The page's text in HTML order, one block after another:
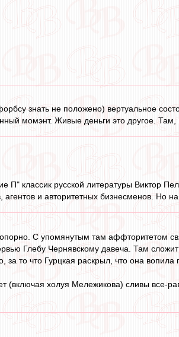
знать не положено) вертуальное
момэнт. Живые деньги это другое.
П" классик русской литературы Виктор
и авторитетных бизнесменов. Но
С упомянутым там аффторитетом
Глебу Чернявскому давеча. Там
за то что Гурцкая раскрыл, что она
(включая холуя Мележикова) сливы все-